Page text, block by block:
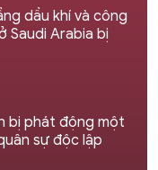
dầu khí và công
Saudi Arabia bị
bị phát động một
sự độc lập